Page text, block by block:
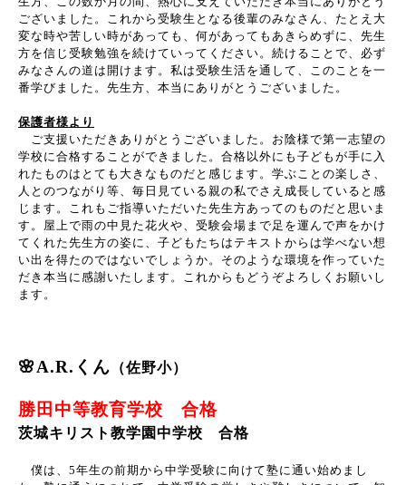
ございました。これから受験生となる後輩のみなさん、たとえ大
変な時や苦しい時があっても、何があってもあきらめずに、先生
方を信じ受験勉強を続けていってください。続けることで、必ず
みなさんの道は開けます。私は受験生活を通して、このことを一
番学びました。先生方、本当にありがとうございました。
保護者様より
ご支援いただきありがとうございました。お陰様で第一志望の
学校に合格することができました。合格以外にも子どもが手に入
れたものはとても大きなものだと感じます。学ぶことの楽しさ、
人とのつながり等、毎日見ている親の私でさえ成長していると感
じます。これもご指導いただいた先生方あってのものだと思いま
す。屋上で雨の中見た花火や、受験会場まで足を運んで声をかけ
てくれた先生方の姿に、子どもたちはテキストからは学べない想
い出を得たのではないでしょうか。そのような環境を作っていた
だき本当に感謝いたします。これからもどうぞよろしくお願いし
ます。
🌸A.R.くん （佐野小）
勝田中等教育学校 合格
茨城キリスト教学園中学校 合格
僕は、 5年生の前期から中学受験に向けて塾に通い始めまし